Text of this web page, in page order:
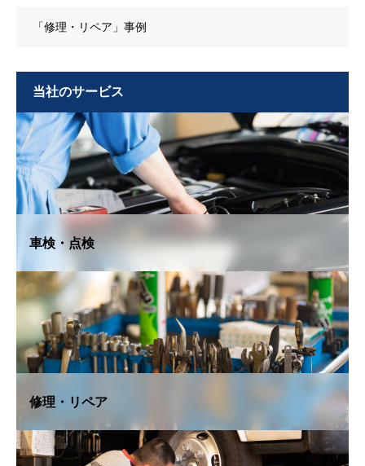
「修理・リペア」事例
当社のサービス
車検・点検
修理・リペア